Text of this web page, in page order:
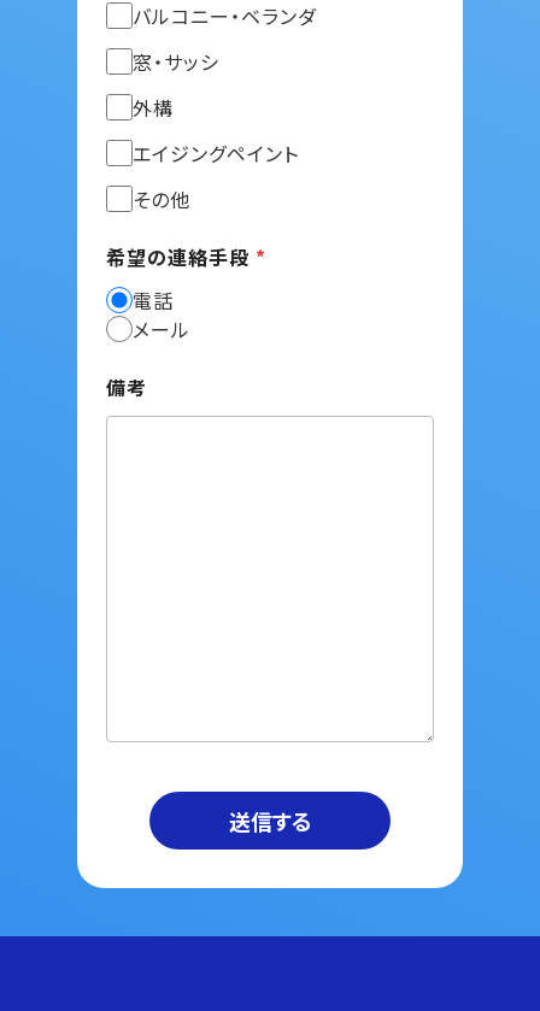
バルコニー・ベランダ
窓・サッシ
外構
エイジングペイント
その他
希望の連絡手段 *
電話
メール
備考